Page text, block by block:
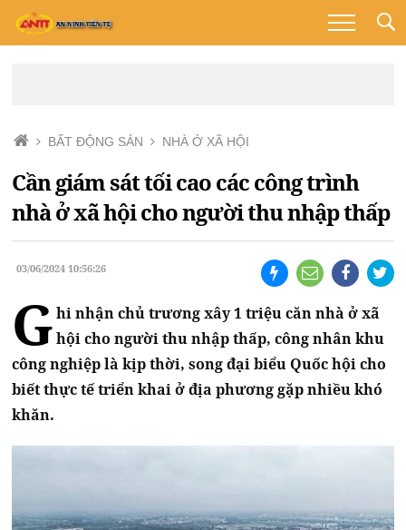
BẤT ĐỘNG SẢN NHÀ Ở XÃ HỘI
Cần giám sát tối cao các công trình
nhà ở xã hội cho người thu nhập thấp
03/06/2024 10:56:26
G hi nhận chủ trương xây 1 triệu căn nhà ở xã
hội cho người thu nhập thấp, công nhân khu
công nghiệp là kịp thời, song đại biểu Quốc hội cho
biết thực tế triển khai ở địa phương gặp nhiều khó
khăn.